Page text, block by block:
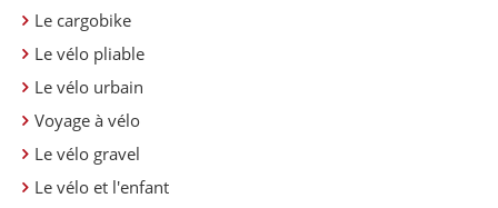
Le cargobike
Le vélo pliable
Le vélo urbain
Voyage à vélo
Le vélo gravel
Le vélo et l'enfant